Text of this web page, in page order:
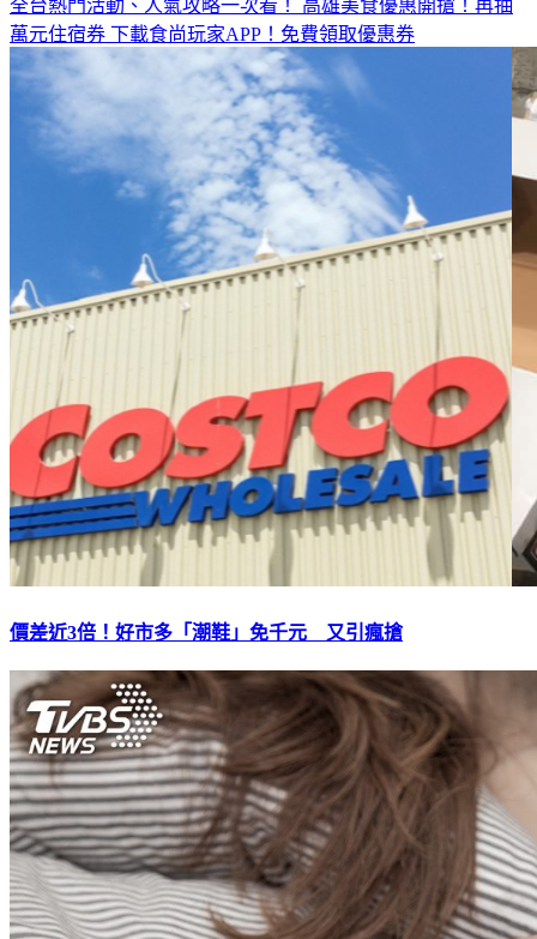
全台熱門活動、人氣攻略一次看！ 高雄美食優惠開搶！再抽
萬元住宿券 下載食尚玩家APP！免費領取優惠券
價差近3倍！好市多「潮鞋」免千元 又引瘋搶